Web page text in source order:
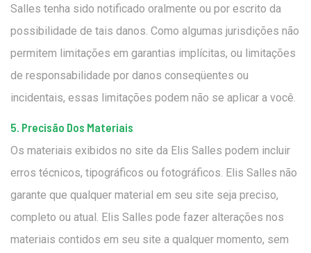
Salles tenha sido notificado oralmente ou por escrito da
possibilidade de tais danos. Como algumas jurisdições não
permitem limitações em garantias implícitas, ou limitações
de responsabilidade por danos conseqüentes ou
incidentais, essas limitações podem não se aplicar a você.
5. Precisão Dos Materiais
Os materiais exibidos no site da Elis Salles podem incluir
erros técnicos, tipográficos ou fotográficos. Elis Salles não
garante que qualquer material em seu site seja preciso,
completo ou atual. Elis Salles pode fazer alterações nos
materiais contidos em seu site a qualquer momento, sem